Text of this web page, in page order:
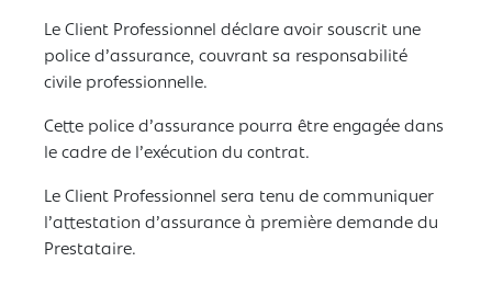
Le Client Professionnel déclare avoir souscrit une
police d’assurance, couvrant sa responsabilité
civile professionnelle.
Cette police d’assurance pourra être engagée dans
le cadre de l’exécution du contrat.
Le Client Professionnel sera tenu de communiquer
l’attestation d’assurance à première demande du
Prestataire.